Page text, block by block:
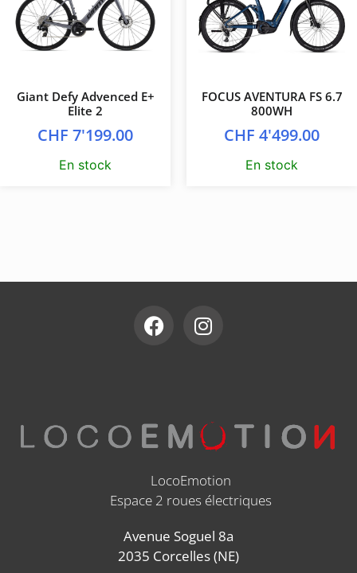
Giant Defy Advenced E+
Elite 2
CHF 7'199.00
En stock
FOCUS AVENTURA FS 6.7
800WH
CHF 4'499.00
En stock
LocoEmotion
Espace 2 roues électriques
Avenue Soguel 8a
2035 Corcelles (NE)